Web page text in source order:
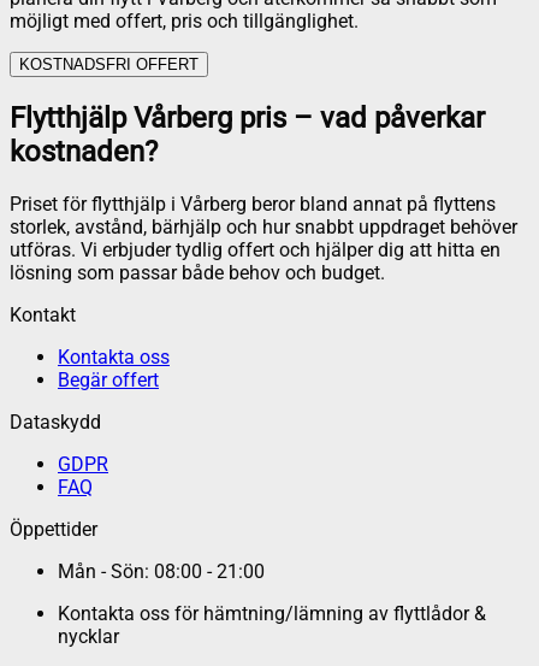
möjligt med offert, pris och tillgänglighet.
KOSTNADSFRI OFFERT
Flytthjälp Vårberg pris – vad påverkar
kostnaden?
Priset för flytthjälp i Vårberg beror bland annat på flyttens
storlek, avstånd, bärhjälp och hur snabbt uppdraget behöver
utföras. Vi erbjuder tydlig offert och hjälper dig att hitta en
lösning som passar både behov och budget.
Kontakt
Kontakta oss
Begär offert
Dataskydd
GDPR
FAQ
Öppettider
Mån - Sön: 08:00 - 21:00
Kontakta oss för hämtning/lämning av flyttlådor &
nycklar